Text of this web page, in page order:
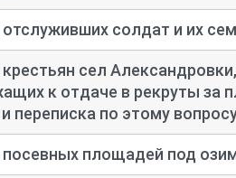
солдат и их
сел
к отдаче в рекруты за
переписка по этому
посевных площадей под